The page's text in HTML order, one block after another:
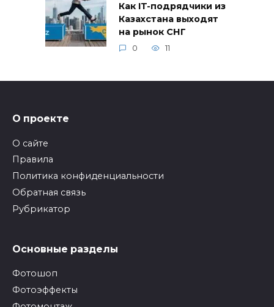
Как IT-подрядчики из
Казахстана выходят
на рынок СНГ
0 11
О проекте
О сайте
Правила
Политика конфиденциальности
Обратная связь
Рубрикатор
Основные разделы
Фотошоп
Фотоэффекты